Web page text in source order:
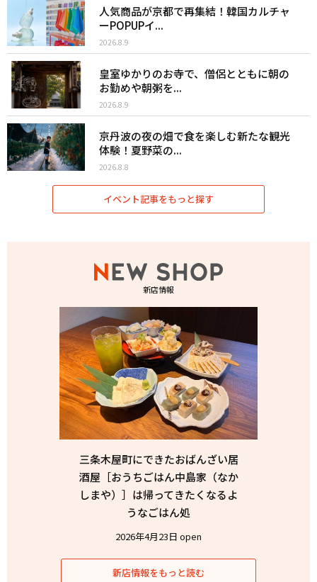
人気商品が京都で再集結！韓国カルチャ
ーPOPUPイ...
2026.8.9
皇室ゆかりのお寺で、僧侶とともに朝の
お勤めや朝粥を...
2026.8.9
京丹波の夜の畑で食を楽しむ新たな観光
体験！夏野菜の...
2026.8.8
イベント記事をもっと探す
新店情報
三条木屋町にできたおばんざい居
酒屋［おうちごはん中島家（なか
しまや）］は帰ってきたくなるよ
うなごはん処
2026年4月23日 open
新店情報をもっと読む